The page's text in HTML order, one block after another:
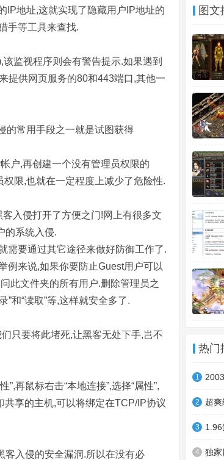
IP地址,这就实现了隐藏用户IP地址的
手等工具来查找.
监视程序则会有警告提示.如果遇到
提供网页服务的80和443端口,其他一
的常用手段之一就是试图获得
户,再创建一个没有管理员权限的
限,也就在一定程度上减少了危险性.
入侵打开了方便之门!网上有很多文
的系统入侵.
需要通过其它途径来做好防御工作了.
例来说,如果你要防止Guest用户可以
此文件夹的所有用户.删除管理员之
和“读取”等,这样就安全多了.
只要将此堵死,让黑客无处下手,岂不
再鼠标右击“本地连接”,选择“属性”,
享的主机,可以将绑定在TCP/IP协议
客入侵的安全漏洞.所以在没有必
图文
热门
1
2
3
4